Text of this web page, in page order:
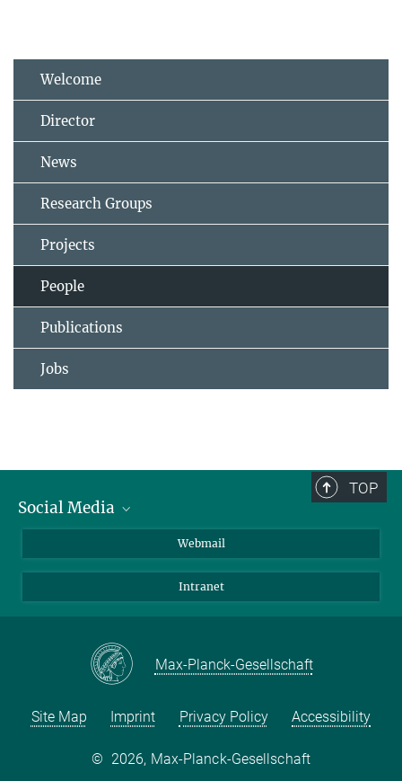
Welcome
Director
News
Research Groups
Projects
People
Publications
Jobs
TOP
Social Media
YouTube
Webmail
Intranet
Max-Planck-Gesellschaft
Site Map Imprint Privacy Policy Accessibility
© 2026, Max-Planck-Gesellschaft